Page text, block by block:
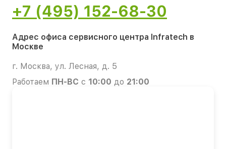
+7 (495) 152-68-30
Адрес офиса сервисного центра Infratech в
Москве
г. Москва, ул. Лесная, д. 5
Работаем ПН-ВС с 10:00 до 21:00